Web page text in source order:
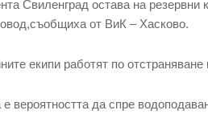
Свиленград остава на резервни
от ВиК – Хасково.
екипи работят по отстраняване
е вероятността да спре